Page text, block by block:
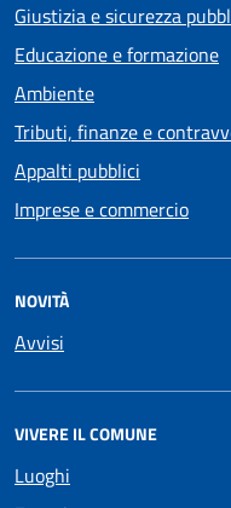
Giustizia e sicurezza
Educazione e formazione
Ambiente
Tributi, finanze e
Appalti pubblici
Imprese e commercio
NOVITÀ
Avvisi
VIVERE IL COMUNE
Luoghi